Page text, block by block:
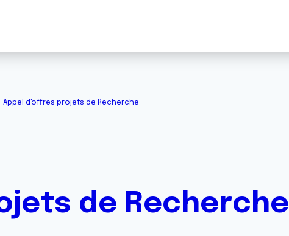
Appel d'offres projets de Recherche
de Recherche